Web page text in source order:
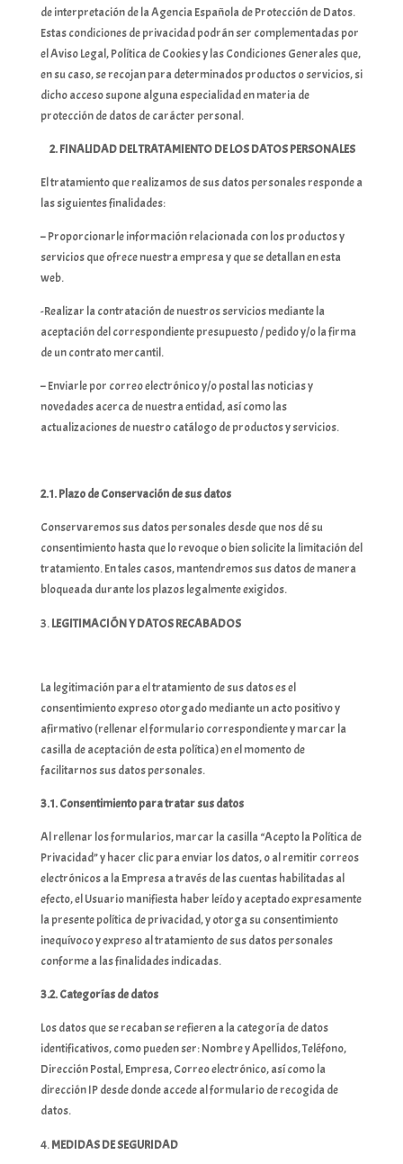
de interpretación de la Agencia Española de Protección de Datos.
Estas condiciones de privacidad podrán ser complementadas por
el Aviso Legal, Política de Cookies y las Condiciones Generales que,
en su caso, se recojan para determinados productos o servicios, si
dicho acceso supone alguna especialidad en materia de
protección de datos de carácter personal.
2. FINALIDAD DEL TRATAMIENTO DE LOS DATOS PERSONALES
El tratamiento que realizamos de sus datos personales responde a
las siguientes finalidades:
– Proporcionarle información relacionada con los productos y
servicios que ofrece nuestra empresa y que se detallan en esta
web.
-Realizar la contratación de nuestros servicios mediante la
aceptación del correspondiente presupuesto / pedido y/o la firma
de un contrato mercantil.
– Enviarle por correo electrónico y/o postal las noticias y
novedades acerca de nuestra entidad, así como las
actualizaciones de nuestro catálogo de productos y servicios.
2.1. Plazo de Conservación de sus datos
Conservaremos sus datos personales desde que nos dé su
consentimiento hasta que lo revoque o bien solicite la limitación del
tratamiento. En tales casos, mantendremos sus datos de manera
bloqueada durante los plazos legalmente exigidos.
LEGITIMACIÓN Y DATOS RECABADOS
La legitimación para el tratamiento de sus datos es el
consentimiento expreso otorgado mediante un acto positivo y
afirmativo (rellenar el formulario correspondiente y marcar la
casilla de aceptación de esta política) en el momento de
facilitarnos sus datos personales.
3.1. Consentimiento para tratar sus datos
Al rellenar los formularios, marcar la casilla “Acepto la Política de
Privacidad” y hacer clic para enviar los datos, o al remitir correos
electrónicos a la Empresa a través de las cuentas habilitadas al
efecto, el Usuario manifiesta haber leído y aceptado expresamente
la presente política de privacidad, y otorga su consentimiento
inequívoco y expreso al tratamiento de sus datos personales
conforme a las finalidades indicadas.
3.2. Categorías de datos
Los datos que se recaban se refieren a la categoría de datos
identificativos, como pueden ser: Nombre y Apellidos, Teléfono,
Dirección Postal, Empresa, Correo electrónico, así como la
dirección IP desde donde accede al formulario de recogida de
datos.
MEDIDAS DE SEGURIDAD